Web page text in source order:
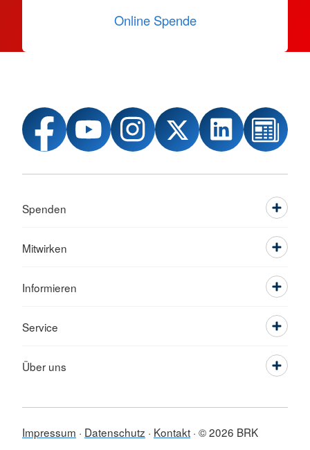
Online Spende
Spenden
Mitwirken
Informieren
Service
Über uns
Impressum Datenschutz Kontakt © 2026 BRK